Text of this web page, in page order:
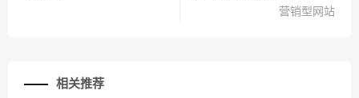
营销型网站
相关推荐